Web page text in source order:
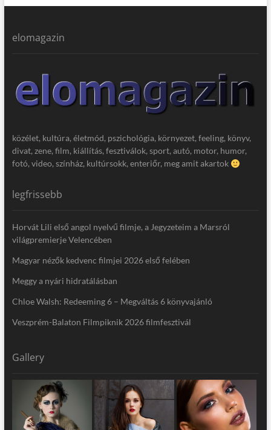
elomagazin
közélet, kultúra, életmód, pszichológia, környezet, feeling, könyv,
divat, zene, film, kiállítás, fesztiválok, sport, autó, motor, humor,
fotó, video, színház, kultúrsokk, enteriőr, meg amit akartok
legfrissebb
Horvát Lili első angol nyelvű filmje, a Jegyzeteim a Marsról
világpremierje Velencében
Magyar nézők kedvenc filmjei 2026 első felében
Meggy a nyári hidratálásban
Chloe Walsh: Redeeming 6 – Megváltás 6 könyvajánló
Veszprém-Balaton Filmpiknik 2026 filmfesztivál
Gallery